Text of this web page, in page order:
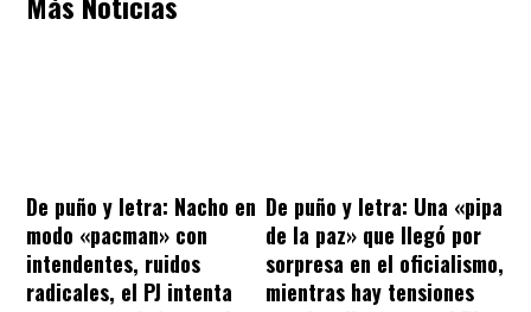
De puño y letra: Nacho en
modo «pacman» con
intendentes, ruidos
radicales, el PJ intenta
De puño y letra: Una «pipa
de la paz» que llegó por
sorpresa en el oficialismo,
mientras hay tensiones